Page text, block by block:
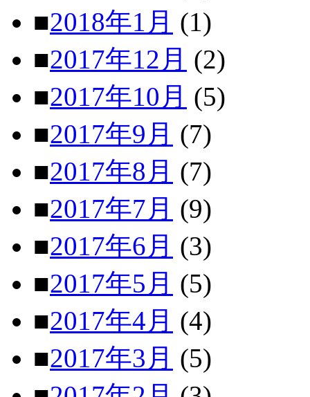
■2018年1月 (1)
■2017年12月 (2)
■2017年10月 (5)
■2017年9月 (7)
■2017年8月 (7)
■2017年7月 (9)
■2017年6月 (3)
■2017年5月 (5)
■2017年4月 (4)
■2017年3月 (5)